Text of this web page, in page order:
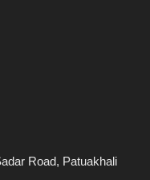
Road, Patuakhali